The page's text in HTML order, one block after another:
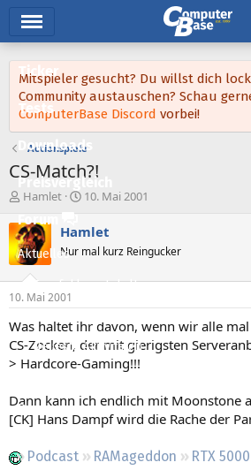
Ticker
Tests
Downloads
Preisvergleich
Forum
Aktuelles
Empfohlene Inhalte
Neueste Aktivitäten
Regeln
Podcast RAMageddon
RTX
Mitspieler gesucht? Du willst dich
Community austauschen? Schau
ComputerBase Discord vorbei!
Actionspiele
CS-Match?!
E
r
s
t
e
e
r
Hamlet
E
s
e
t
a
m
10. Mai 2001
Hamlet
Nur mal kurz Reingucker
10. Mai 2001
Was haltet ihr davon, wenn wir alle
CS-Zocken, der mit gierigsten
> Hardcore-Gaming!!!
Dann kann ich endlich mit Moonstone
[CK] Hans Dampf wird die Rache der